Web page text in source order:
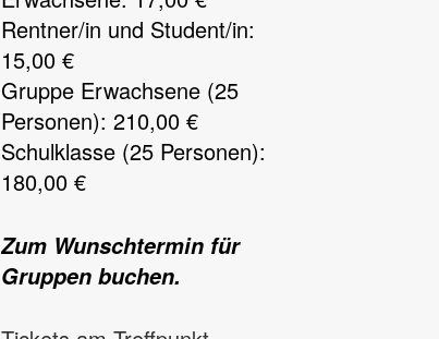
Rentner/in und Student/in:
15,00 €
Gruppe Erwachsene (25
Personen): 210,00 €
Schulklasse (25 Personen):
180,00 €
Zum Wunschtermin für
Gruppen buchen.